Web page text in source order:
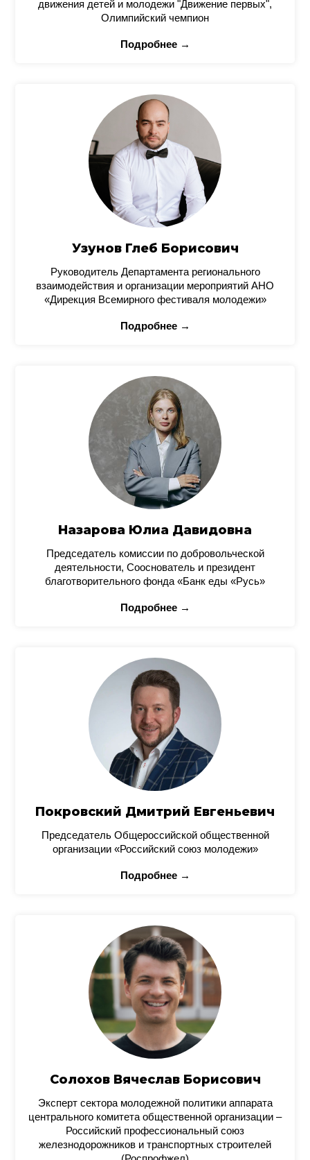
движения детей и молодежи "Движение первых",
Олимпийский чемпион
Подробнее →
Узунов Глеб Борисович
Руководитель Департамента регионального
взаимодействия и организации мероприятий АНО
«Дирекция Всемирного фестиваля молодежи»
Подробнее →
Назарова Юлиа Давидовна
Председатель комиссии по добровольческой
деятельности, Сооснователь и президент
благотворительного фонда «Банк еды «Русь»
Подробнее →
Покровский Дмитрий Евгеньевич
Председатель Общероссийской общественной
организации «Российский союз молодежи»
Подробнее →
Солохов Вячеслав Борисович
Эксперт сектора молодежной политики аппарата
центрального комитета общественной организации –
Российский профессиональный союз
железнодорожников и транспортных строителей